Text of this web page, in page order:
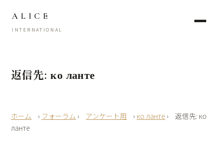
ALICE
INTERNATIONAL
返信先: ко ланте
› フォーラム › アンケート用 › ко ланте ›
返信先: ко
ланте